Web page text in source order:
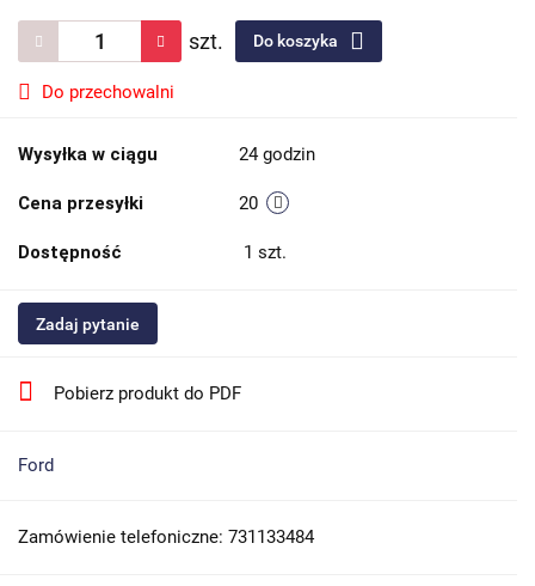
szt. Do koszyka
Do przechowalni
Wysyłka w ciągu 24 godzin
Cena przesyłki 20
Dostępność 1 szt.
Zadaj pytanie
Pobierz produkt do PDF
Ford
Zamówienie telefoniczne: 731133484